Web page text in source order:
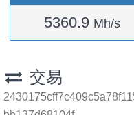
5360.9 Mh/s
交易